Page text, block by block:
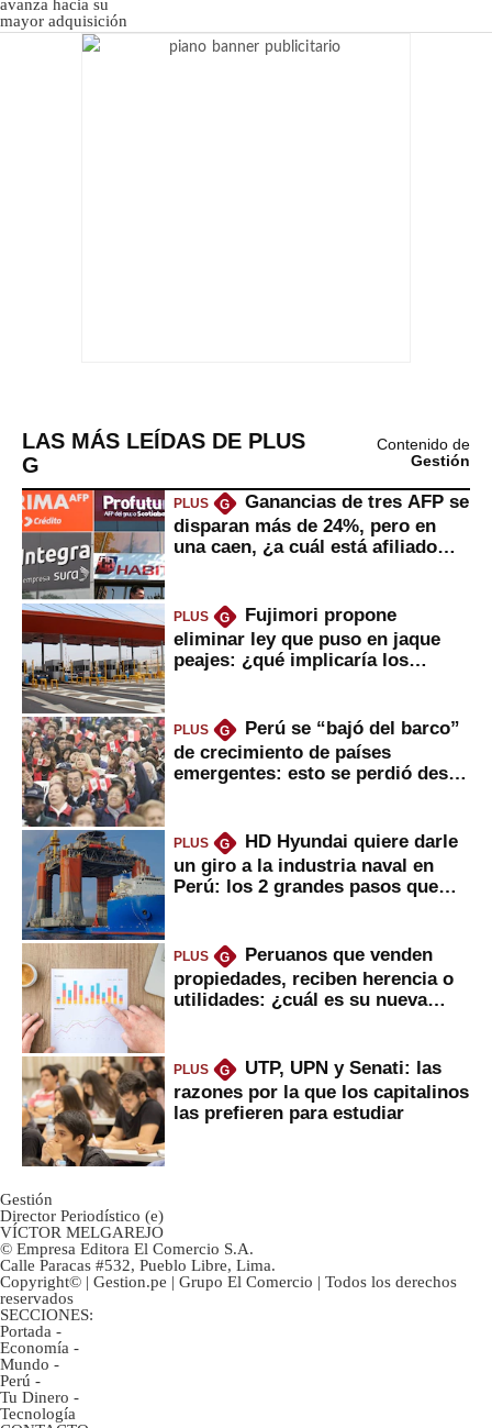
LAS MÁS LEÍDAS DE PLUS
G
Contenido de
Gestión
PLUS G
Ganancias de tres AFP se
disparan más de 24%, pero en
una caen, ¿a cuál está afiliado
PLUS G
Fujimori propone
eliminar ley que puso en jaque
peajes: ¿qué implicaría los
PLUS G
Perú se “bajó del barco”
de crecimiento de países
emergentes: esto se perdió desde
PLUS G
HD Hyundai quiere darle
un giro a la industria naval en
Perú: los 2 grandes pasos que
PLUS G
Peruanos que venden
propiedades, reciben herencia o
utilidades: ¿cuál es su nueva
PLUS G
UTP, UPN y Senati: las
razones por la que los capitalinos
las prefieren para estudiar
Gestión
Director Periodístico (e)
VÍCTOR MELGAREJO
© Empresa Editora El Comercio S.A.
Calle Paracas #532, Pueblo Libre, Lima.
Copyright© | Gestion.pe | Grupo El Comercio | Todos los derechos
reservados
SECCIONES:
Portada -
Economía -
Mundo -
Perú -
Tu Dinero -
Tecnología